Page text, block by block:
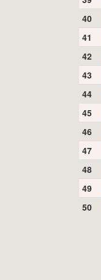
40
41
42
43
44
45
46
47
48
49
50